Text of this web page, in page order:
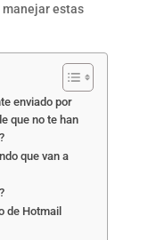
estas
enviado por
que no te han
que van a
de Hotmail